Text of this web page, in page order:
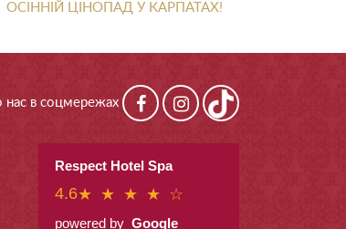
ОСІННІЙ ЦІНОПАД У КАРПАТАХ!
нас в соцмережах
Respect Hotel Spa
4.6★ ★ ★ ★ ☆
powered by Google